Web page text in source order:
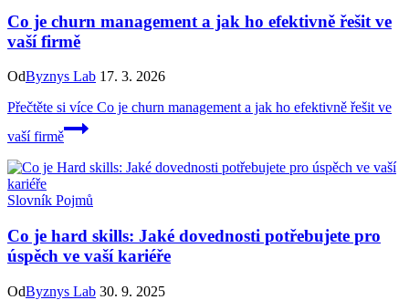
Co je churn management a jak ho efektivně řešit ve
vaší firmě
OdByznys Lab 17. 3. 2026
Přečtěte si více Co je churn management a jak ho efektivně řešit ve
vaší firmě
Slovník Pojmů
Co je hard skills: Jaké dovednosti potřebujete pro
úspěch ve vaší kariéře
OdByznys Lab 30. 9. 2025